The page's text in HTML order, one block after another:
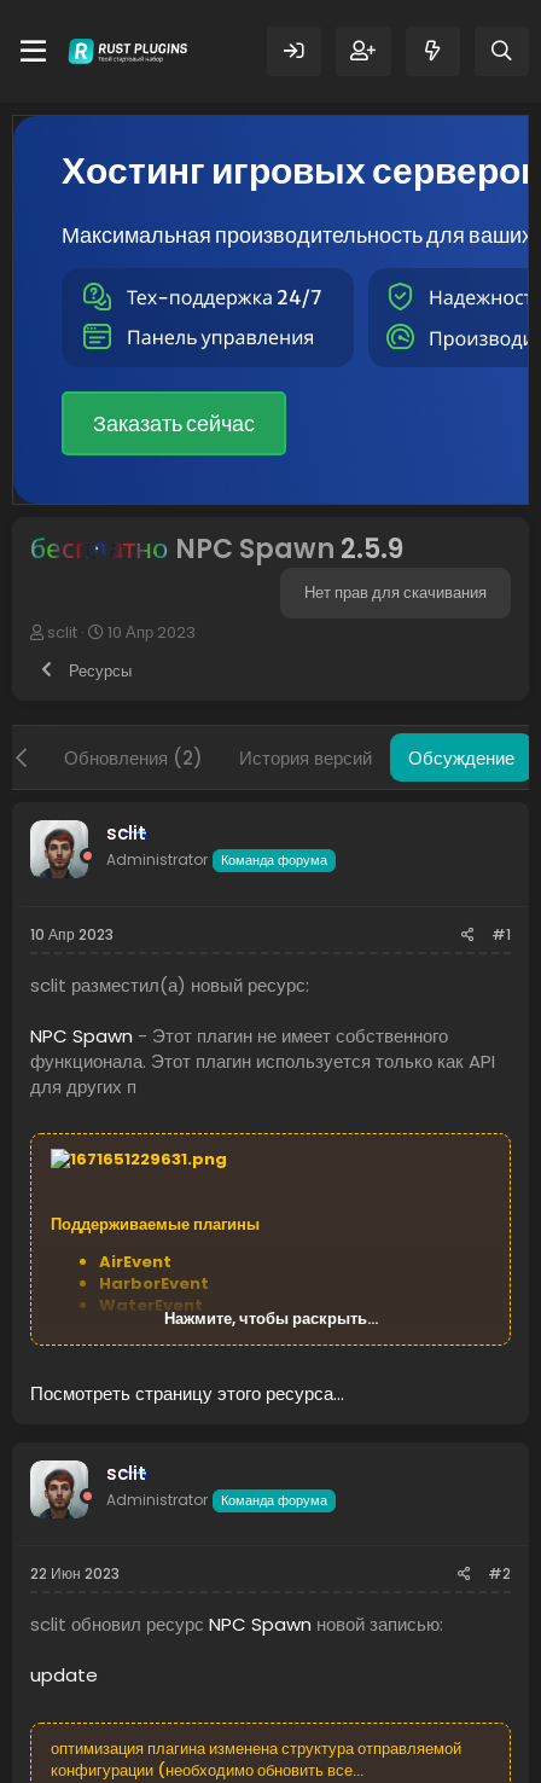
Хостинг игровых серверов
Максимальная производительность для ваших
Заказать сейчас
бесплатно NPC Spawn 2.5.9
Нет прав для скачивания
А
т
sclit
Д
т
ч
а
10 Апр 2023
Ресурсы
Обновления (2) История версий Обсуждение
sclit
Administrator Команда форума
10 Апр 2023 #1
sclit разместил(а) новый ресурс:
NPC Spawn - Этот плагин не имеет собственного
функционала. Этот плагин используется только как API
для других п
Поддерживаемые плагины
AirEvent
HarborEvent
WaterEvent
Satellite Dish Event
Power Plant Event
BossMonster
Water Patrol
Convoy...
Нажмите, чтобы раскрыть...
Посмотреть страницу этого ресурса...
sclit
Administrator Команда форума
22 Июн 2023 #2
sclit обновил ресурс NPC Spawn новой записью:
update
оптимизация плагина изменена структура отправляемой
конфигурации (необходимо обновить все...